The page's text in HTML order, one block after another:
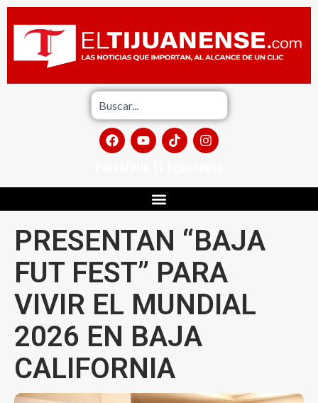
PRESENTAN “BAJA
FUT FEST” PARA
VIVIR EL MUNDIAL
2026 EN BAJA
CALIFORNIA